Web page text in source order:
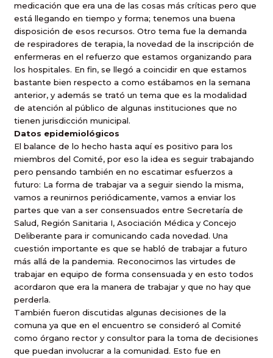
medicación que era una de las cosas más críticas pero que
está llegando en tiempo y forma; tenemos una buena
disposición de esos recursos. Otro tema fue la demanda
de respiradores de terapia, la novedad de la inscripción de
enfermeras en el refuerzo que estamos organizando para
los hospitales. En fin, se llegó a coincidir en que estamos
bastante bien respecto a como estábamos en la semana
anterior, y además se trató un tema que es la modalidad
de atención al público de algunas instituciones que no
tienen jurisdicción municipal.
Datos epidemiológicos
El balance de lo hecho hasta aquí es positivo para los
miembros del Comité, por eso la idea es seguir trabajando
pero pensando también en no escatimar esfuerzos a
futuro: La forma de trabajar va a seguir siendo la misma,
vamos a reunirnos periódicamente, vamos a enviar los
partes que van a ser consensuados entre Secretaría de
Salud, Región Sanitaria I, Asociación Médica y Concejo
Deliberante para ir comunicando cada novedad. Una
cuestión importante es que se habló de trabajar a futuro
más allá de la pandemia. Reconocimos las virtudes de
trabajar en equipo de forma consensuada y en esto todos
acordaron que era la manera de trabajar y que no hay que
perderla.
También fueron discutidas algunas decisiones de la
comuna ya que en el encuentro se consideró al Comité
como órgano rector y consultor para la toma de decisiones
que puedan involucrar a la comunidad. Esto fue en